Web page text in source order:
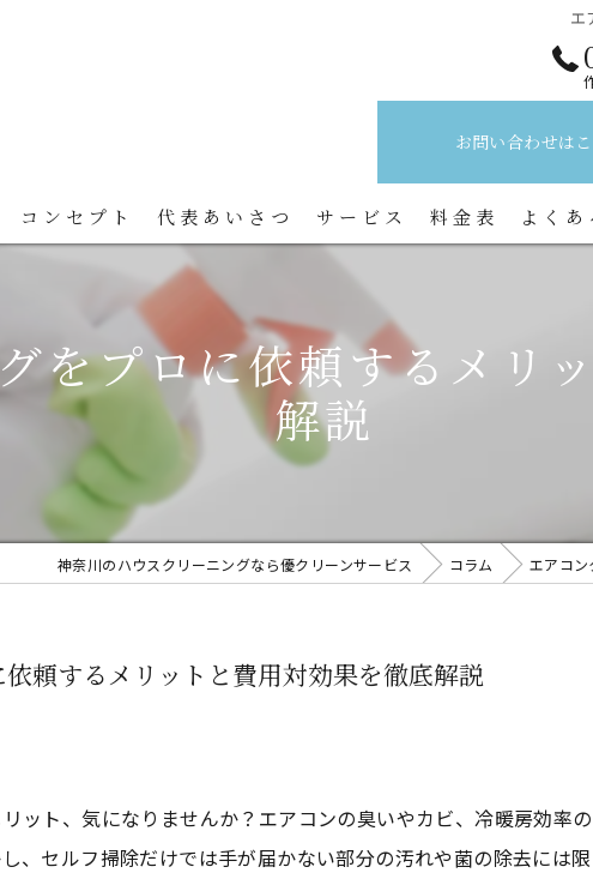
エ
お問い合わせは
コンセプト 代表あいさつ サービス 料金表 よく
をプロに依頼するメリ
解説
神奈川のハウスクリーニングなら優クリーンサービス コラム エアコ
頼するメリットと費用対効果を徹底解説
ット、気になりませんか？エアコンの臭いやカビ、冷暖房効率
、セルフ掃除だけでは手が届かない部分の汚れや菌の除去には